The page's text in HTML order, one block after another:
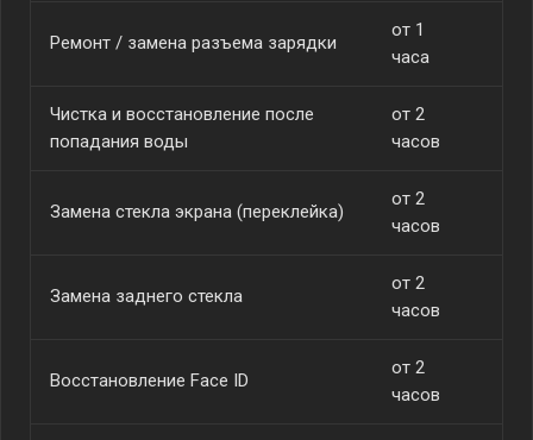
Ремонт / замена разъема зарядки
от 1
часа
Чистка и восстановление после
попадания воды
от 2
часов
Замена стекла экрана (переклейка)
от 2
часов
Замена заднего стекла
от 2
часов
Восстановление Face ID
от 2
часов